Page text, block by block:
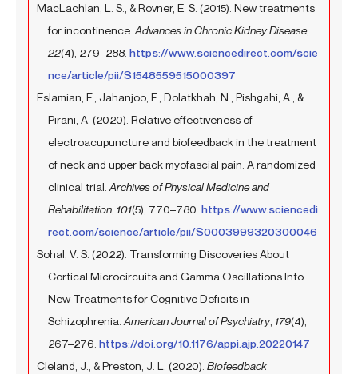
MacLachlan, L. S., & Rovner, E. S. (2015). New treatments
for incontinence. Advances in Chronic Kidney Disease,
22(4), 279–288. https://www.sciencedirect.com/scie
nce/article/pii/S1548559515000397
Eslamian, F., Jahanjoo, F., Dolatkhah, N., Pishgahi, A., &
Pirani, A. (2020). Relative effectiveness of
electroacupuncture and biofeedback in the treatment
of neck and upper back myofascial pain: A randomized
clinical trial. Archives of Physical Medicine and
Rehabilitation 101(5), 770–780. https://www.sciencedi
rect.com/science/article/pii/S0003999320300046
Sohal, V. S. (2022). Transforming Discoveries About
Cortical Microcircuits and Gamma Oscillations Into
New Treatments for Cognitive Deficits in
Schizophrenia. American Journal of Psychiatry, 179(4),
267–276. https://doi.org/10.1176/appi.ajp.20220147
Cleland, J., & Preston, J. L. (2020). Biofeedback